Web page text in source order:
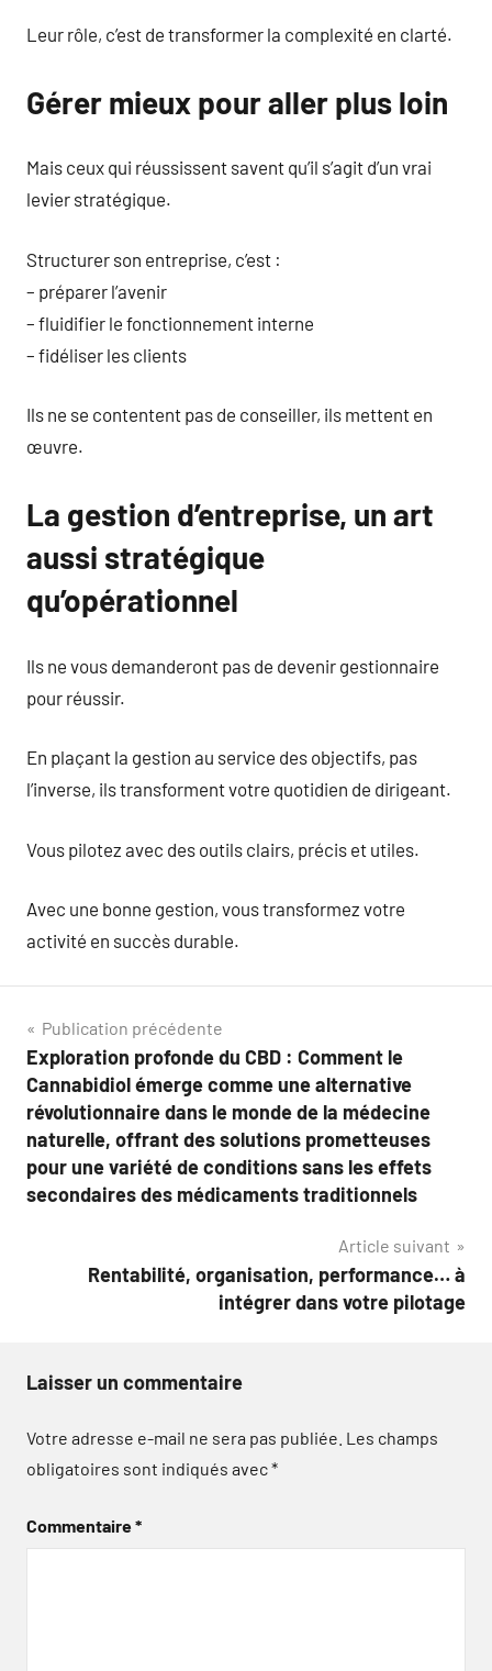
Leur rôle, c’est de transformer la complexité en clarté.
Gérer mieux pour aller plus loin
Mais ceux qui réussissent savent qu’il s’agit d’un vrai
levier stratégique.
Structurer son entreprise, c’est :
– préparer l’avenir
– fluidifier le fonctionnement interne
– fidéliser les clients
Ils ne se contentent pas de conseiller, ils mettent en
œuvre.
La gestion d’entreprise, un art
aussi stratégique
qu’opérationnel
Ils ne vous demanderont pas de devenir gestionnaire
pour réussir.
En plaçant la gestion au service des objectifs, pas
l’inverse, ils transforment votre quotidien de dirigeant.
Vous pilotez avec des outils clairs, précis et utiles.
Avec une bonne gestion, vous transformez votre
activité en succès durable.
Navigation
de
l’article
Publication précédente
Exploration profonde du CBD : Comment le
Cannabidiol émerge comme une alternative
révolutionnaire dans le monde de la médecine
naturelle, offrant des solutions prometteuses
pour une variété de conditions sans les effets
secondaires des médicaments traditionnels
Article suivant
Rentabilité, organisation, performance… à
intégrer dans votre pilotage
Laisser un commentaire
Votre adresse e-mail ne sera pas publiée. Les champs
obligatoires sont indiqués avec*
Commentaire*